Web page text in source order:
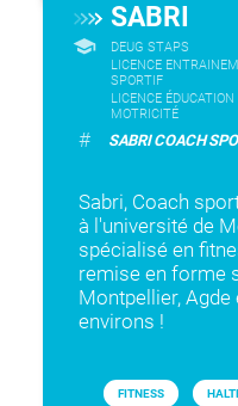
SABRI
DEUG STAPS
LICENCE
SPORTIF
LICENCE ÉDUCATION
MOTRICITÉ
# SABRI COACH
Sabri, Coach
à l'université de
spécialisé en
remise en forme
Montpellier, Agde
environs !
FITNESS